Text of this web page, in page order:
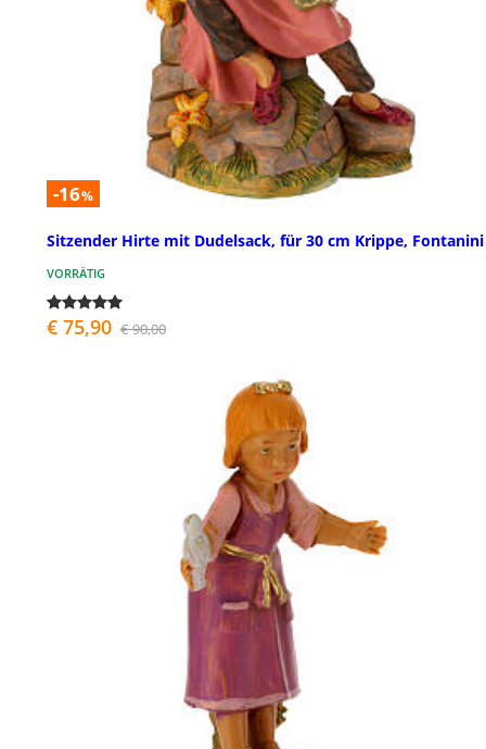
-16%
Sitzender Hirte mit Dudelsack, für 30 cm Krippe, Fontanini
VORRÄTIG
€ 75,90 € 90,00